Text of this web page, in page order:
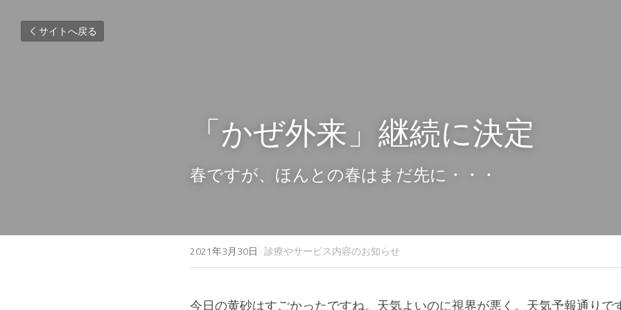
サイトへ戻る
「かぜ外来」継続に決定
春ですが、ほんとの春はまだ先に・・・
2021年3月30日 ·診療やサービス内容のお知らせ
今日の黄砂はすごかったですね。天気よいのに視界が悪く。天気予報通りで